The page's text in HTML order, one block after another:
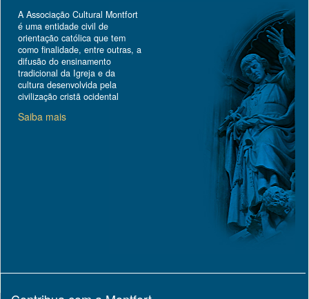
A Associação Cultural Montfort
é uma entidade civil de
orientação católica que tem
como finalidade, entre outras, a
difusão do ensinamento
tradicional da Igreja e da
cultura desenvolvida pela
civilização cristã ocidental
Saiba mais